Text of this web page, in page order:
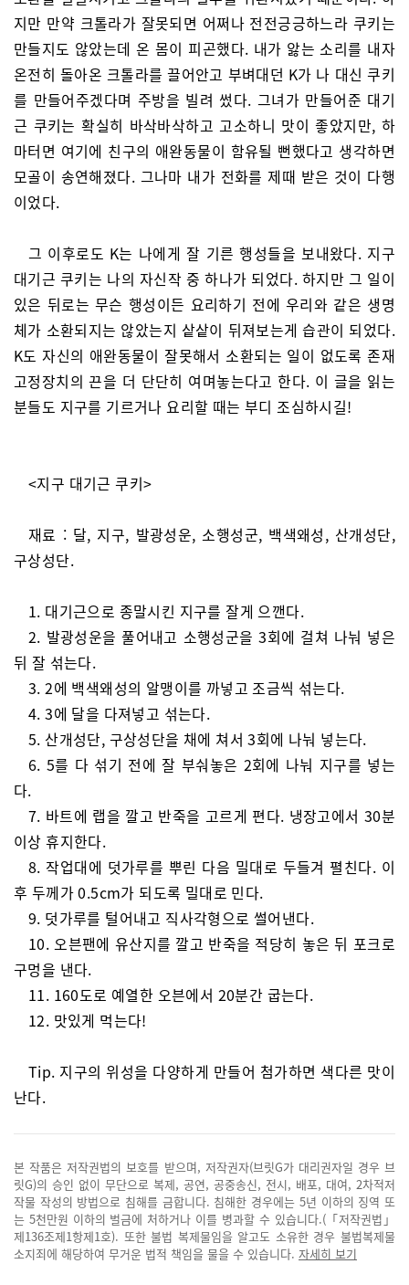
지만 만약 크톨라가 잘못되면 어쩌나 전전긍긍하느라 쿠키는
만들지도 않았는데 온 몸이 피곤했다. 내가 앓는 소리를 내자
온전히 돌아온 크톨라를 끌어안고 부벼대던 K가 나 대신 쿠키
를 만들어주겠다며 주방을 빌려 썼다. 그녀가 만들어준 대기
근 쿠키는 확실히 바삭바삭하고 고소하니 맛이 좋았지만, 하
마터면 여기에 친구의 애완동물이 함유될 뻔했다고 생각하면
모골이 송연해졌다. 그나마 내가 전화를 제때 받은 것이 다행
이었다.
그 이후로도 K는 나에게 잘 기른 행성들을 보내왔다. 지구
대기근 쿠키는 나의 자신작 중 하나가 되었다. 하지만 그 일이
있은 뒤로는 무슨 행성이든 요리하기 전에 우리와 같은 생명
체가 소환되지는 않았는지 샅샅이 뒤져보는게 습관이 되었다.
K도 자신의 애완동물이 잘못해서 소환되는 일이 없도록 존재
고정장치의 끈을 더 단단히 여며놓는다고 한다. 이 글을 읽는
분들도 지구를 기르거나 요리할 때는 부디 조심하시길!
<지구 대기근 쿠키>
재료 : 달, 지구, 발광성운, 소행성군, 백색왜성, 산개성단,
구상성단.
1. 대기근으로 종말시킨 지구를 잘게 으깬다.
2. 발광성운을 풀어내고 소행성군을 3회에 걸쳐 나눠 넣은
뒤 잘 섞는다.
3. 2에 백색왜성의 알맹이를 까넣고 조금씩 섞는다.
4. 3에 달을 다져넣고 섞는다.
5. 산개성단, 구상성단을 채에 쳐서 3회에 나눠 넣는다.
6. 5를 다 섞기 전에 잘 부숴놓은 2회에 나눠 지구를 넣는
다.
7. 바트에 랩을 깔고 반죽을 고르게 편다. 냉장고에서 30분
이상 휴지한다.
8. 작업대에 덧가루를 뿌린 다음 밀대로 두들겨 펼친다. 이
후 두께가 0.5cm가 되도록 밀대로 민다.
9. 덧가루를 털어내고 직사각형으로 썰어낸다.
10. 오븐팬에 유산지를 깔고 반죽을 적당히 놓은 뒤 포크로
구멍을 낸다.
11. 160도로 예열한 오븐에서 20분간 굽는다.
12. 맛있게 먹는다!
Tip. 지구의 위성을 다양하게 만들어 첨가하면 색다른 맛이
난다.
본 작품은 저작권법의 보호를 받으며, 저작권자(브릿G가 대리권자일 경우 브
릿G)의 승인 없이 무단으로 복제, 공연, 공중송신, 전시, 배포, 대여, 2차적저
작물 작성의 방법으로 침해를 금합니다. 침해한 경우에는 5년 이하의 징역 또
는 5천만원 이하의 벌금에 처하거나 이를 병과할 수 있습니다.(「저작권법」
제136조제1항제1호). 또한 불법 복제물임을 알고도 소유한 경우 불법복제물
소지죄에 해당하여 무거운 법적 책임을 물을 수 있습니다. 자세히 보기